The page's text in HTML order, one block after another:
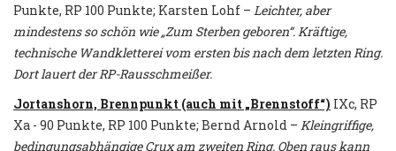
Punkte, RP 100 Punkte; Karsten Lohf – Leichter, aber
mindestens so schön wie „Zum Sterben geboren“. Kräftige,
technische Wandkletterei vom ersten bis nach dem letzten Ring.
Dort lauert der RP-Rausschmeißer.
Jortanshorn, Brennpunkt (auch mit „Brennstoff“) IXc, RP
Xa - 90 Punkte, RP 100 Punkte; Bernd Arnold – Kleingriffige,
bedingungsabhängige Crux am zweiten Ring. Oben raus kann